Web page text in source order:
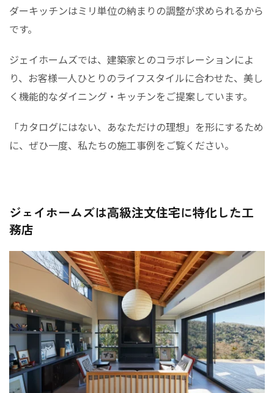
ダーキッチンはミリ単位の納まりの調整が求められるから
です。
ジェイホームズでは、建築家とのコラボレーションによ
り、お客様一人ひとりのライフスタイルに合わせた、美し
く機能的なダイニング・キッチンをご提案しています。
「カタログにはない、あなただけの理想」を形にするため
に、ぜひ一度、私たちの施工事例をご覧ください。
ジェイホームズは高級注文住宅に特化した工
務店